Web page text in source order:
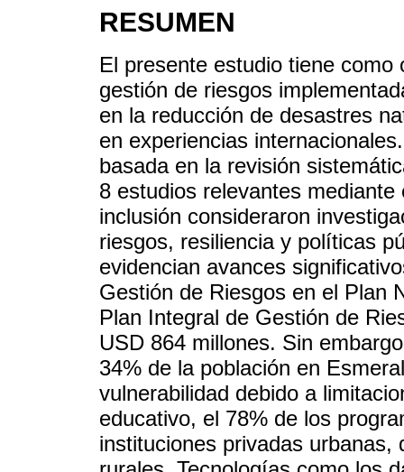
RESUMEN
El presente estudio tiene
gestión de riesgos
en la reducción de desastres
en experiencias
basada en la revisión
8 estudios relevantes
inclusión consideraron
riesgos, resiliencia y políticas
evidencian avances
Gestión de Riesgos en el Plan
Plan Integral de Gestión de
USD 864 millones. Sin
34% de la población en
vulnerabilidad debido a
educativo, el 78% de los
instituciones privadas urbanas,